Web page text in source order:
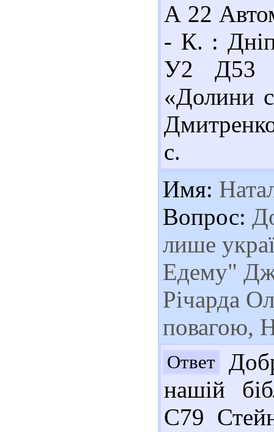
А 22
- К. :
У2 Д53
«Долини
с.
Имя:
Вопрос:
лише
Едему"
Річарда
повагою,
Ответ
нашій
С79